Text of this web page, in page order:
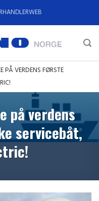
PÅ VERDENS FØRSTE
på verdens
servicebåt,